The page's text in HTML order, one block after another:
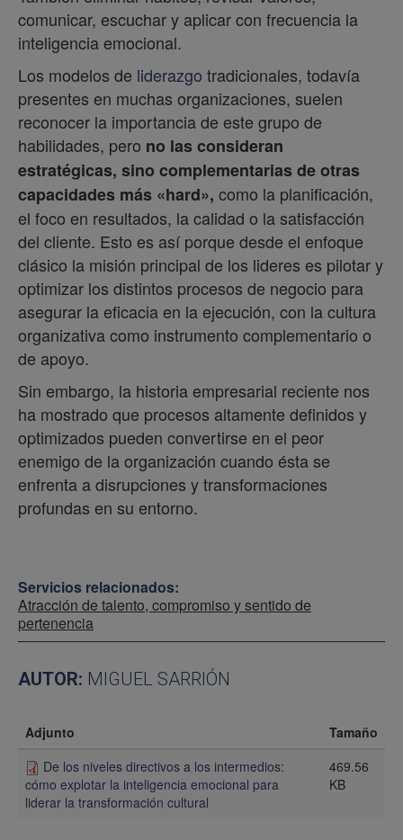
comunicar, escuchar y aplicar con frecuencia la
inteligencia emocional.
Los modelos de liderazgo tradicionales, todavía
presentes en muchas organizaciones, suelen
reconocer la importancia de este grupo de
habilidades, pero no las consideran
estratégicas, sino complementarias de otras
capacidades más «hard», como la planificación,
el foco en resultados, la calidad o la satisfacción
del cliente. Esto es así porque desde el enfoque
clásico la misión principal de los lideres es pilotar y
optimizar los distintos procesos de negocio para
asegurar la eficacia en la ejecución, con la cultura
organizativa como instrumento complementario o
de apoyo.
Sin embargo, la historia empresarial reciente nos
ha mostrado que procesos altamente definidos y
optimizados pueden convertirse en el peor
enemigo de la organización cuando ésta se
enfrenta a disrupciones y transformaciones
profundas en su entorno.
Servicios relacionados:
Atracción de talento, compromiso y sentido de
pertenencia
AUTOR: MIGUEL SARRIÓN
Adjunto
Tamaño
De los niveles directivos a los intermedios:
cómo explotar la inteligencia emocional para
liderar la transformación cultural
469.56
KB